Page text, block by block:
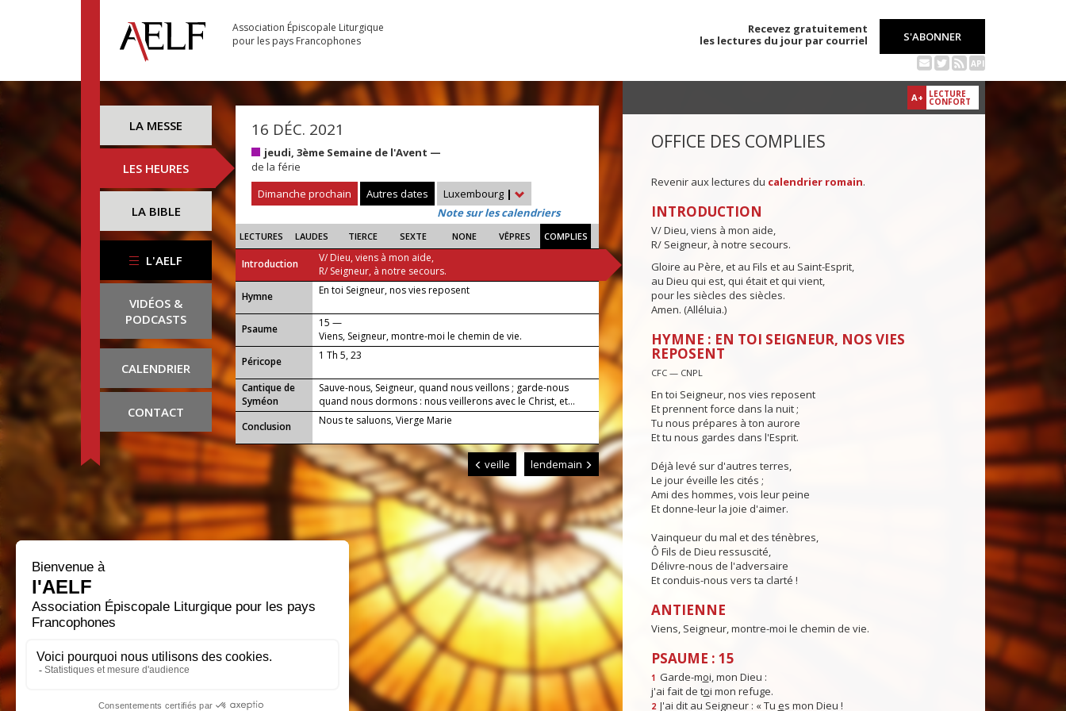
Association Épiscopale Liturgique
pour les pays Francophones
Recevez gratuitement
les lectures du jour par courriel
S'ABONNER
API
LA MESSE
LES HEURES
LA BIBLE
L'AELF
VIDÉOS &
PODCASTS
CALENDRIER
CONTACT
16 DÉC. 2021
jeudi, 3ème Semaine de l'Avent —
de la férie
Dimanche prochain
Autres dates Luxembourg |
Note sur les calendriers
LECTURES LAUDES TIERCE SEXTE NONE VÊPRES COMPLIES
Introduction
V/ Dieu, viens à mon aide,
R/ Seigneur, à notre secours.
...
Hymne En toi Seigneur, nos vies reposent
Psaume
15 —
Viens, Seigneur, montre-moi le chemin de vie.
Péricope
1 Th 5, 23
Cantique de
Syméon
Sauve-nous, Seigneur, quand nous veillons ; garde-nous
quand nous dormons : nous veillerons avec le Christ, et...
Conclusion
Nous te saluons, Vierge Marie
veille lendemain
A+ LECTURE
CONFORT
OFFICE DES COMPLIES
Revenir aux lectures du calendrier romain.
INTRODUCTION
V/ Dieu, viens à mon aide,
R/ Seigneur, à notre secours.
Gloire au Père, et au Fils et au Saint-Esprit,
au Dieu qui est, qui était et qui vient,
pour les siècles des siècles.
Amen. (Alléluia.)
HYMNE : EN TOI SEIGNEUR, NOS VIES
REPOSENT
CFC — CNPL
En toi Seigneur, nos vies reposent
Et prennent force dans la nuit ;
Tu nous prépares à ton aurore
Et tu nous gardes dans l'Esprit.
Déjà levé sur d'autres terres,
Le jour éveille les cités ;
Ami des hommes, vois leur peine
Et donne-leur la joie d'aimer.
Vainqueur du mal et des ténèbres,
Ô Fils de Dieu ressuscité,
Délivre-nous de l'adversaire
Et conduis-nous vers ta clarté !
ANTIENNE
Viens, Seigneur, montre-moi le chemin de vie.
PSAUME : 15
1 Garde-moi, mon Dieu :
j'ai fait de toi mon refuge.
2 J'ai dit au Seigneur : « Tu es mon Dieu !